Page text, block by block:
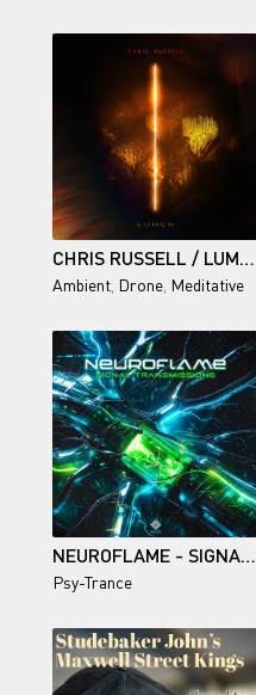
CHRIS RUSSELL / LUMEN
Ambient Drone Meditative
NEUROFLAME - SIGNAL TRANSMISSIONS
Psy-Trance